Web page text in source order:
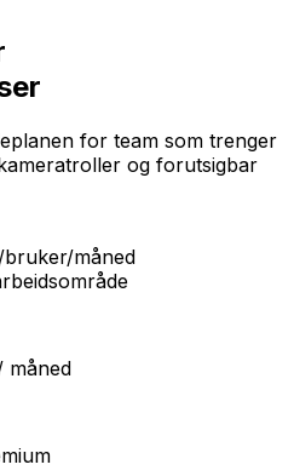
for team som trenger
og forutsigbar
måned
måned